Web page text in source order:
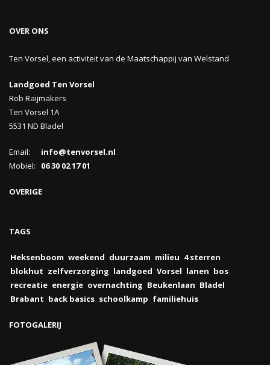
OVER ONS
Ten Vorsel, een activiteit van de Maatschappij van Welstand
Landgoed Ten Vorsel
Rob Raijmakers
Ten Vorsel 1A
5531 ND Bladel
Email:
info@tenvorsel.nl
Mobiel: 06 30 02 17 01
OVERIGE
TAGS
Heksenboom weekend duurzaam milieu 4 sterren
blokhut zelfverzorging landgoed Vorsel lanen bos
recreatie energie overnachting Beukenlaan Bladel
Brabant back basics schoolkamp familiehuis
FOTOGALERIJ